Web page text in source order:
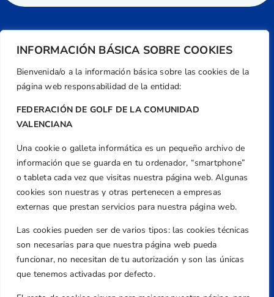
INFORMACIÓN BÁSICA SOBRE COOKIES
Bienvenida/o a la información básica sobre las cookies de la
página web responsabilidad de la entidad:
FEDERACIÓN DE GOLF DE LA COMUNIDAD
VALENCIANA
Una cookie o galleta informática es un pequeño archivo de
información que se guarda en tu ordenador, “smartphone”
o tableta cada vez que visitas nuestra página web. Algunas
cookies son nuestras y otras pertenecen a empresas
externas que prestan servicios para nuestra página web.
Las cookies pueden ser de varios tipos: las cookies técnicas
son necesarias para que nuestra página web pueda
funcionar, no necesitan de tu autorización y son las únicas
que tenemos activadas por defecto.
Dirección
Centre de L´Esport, Carrer d'Isaac Peral i
Caballero, Nº 5, Despachos 2 y 3, 46980,
Valencia
+34 961 367 799
Email
federacion@golfcv.com